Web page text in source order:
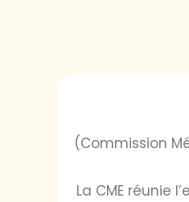
(Commission
La CME réunie